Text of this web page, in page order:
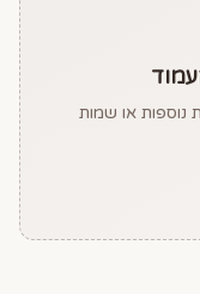
נוספות או שמות